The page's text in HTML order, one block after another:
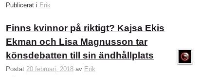
Publicerat i Erik
Finns kvinnor på riktigt? Kajsa Ekis
Ekman och Lisa Magnusson tar
könsdebatten till sin ändhållplats
Postat 20 februari, 2018 av Erik